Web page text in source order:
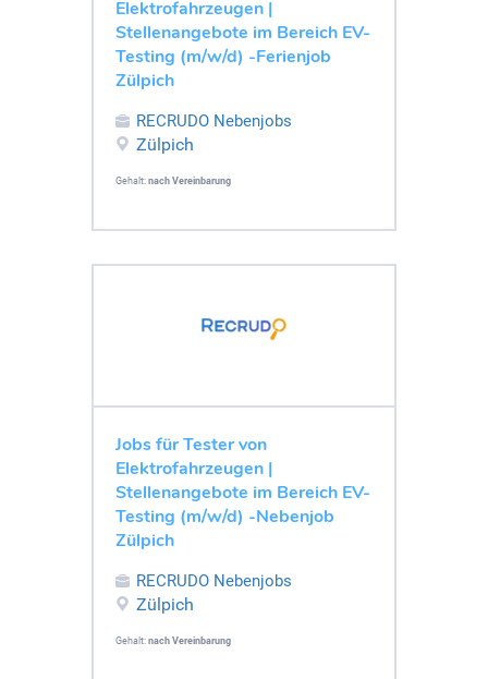
Elektrofahrzeugen |
Stellenangebote im Bereich EV-
Testing (m/w/d) -Ferienjob
Zülpich
RECRUDO Nebenjobs
Zülpich
Gehalt: nach Vereinbarung
Jobs für Tester von
Elektrofahrzeugen |
Stellenangebote im Bereich EV-
Testing (m/w/d) -Nebenjob
Zülpich
RECRUDO Nebenjobs
Zülpich
Gehalt: nach Vereinbarung